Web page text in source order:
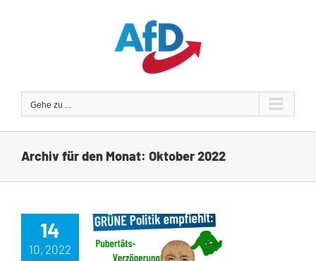
Gehe zu ...
Archiv für den Monat: Oktober 2022
14
10, 2022